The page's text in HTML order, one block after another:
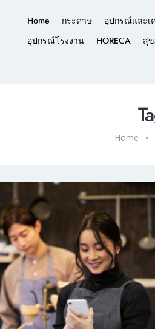
Home กระดาษ อุปกรณ์และเ
อุปกรณ์โรงงาน
HORECA สุ
Home